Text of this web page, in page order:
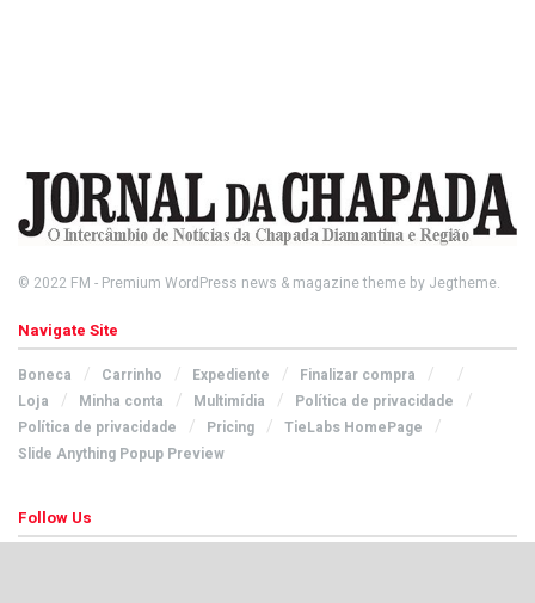
© 2022 FM - Premium WordPress news & magazine theme by Jegtheme.
Navigate Site
Boneca Carrinho Expediente
Finalizar compra
Loja
Minha conta Multimídia
Política de privacidade
Política de privacidade
Pricing
TieLabs HomePage
Slide Anything Popup Preview
Follow Us